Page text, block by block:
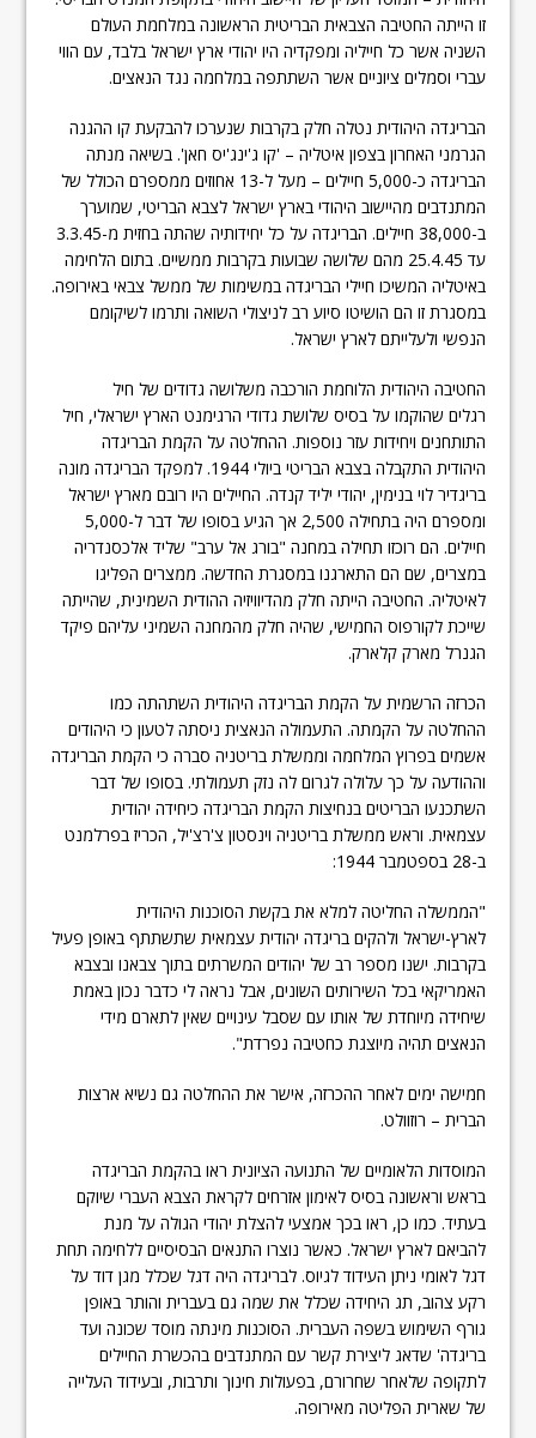
זו הייתה החטיבה הצבאית הבריטית הראשונה במלחמת העולם
השניה אשר כל חייליה ומפקדיה היו יהודי ארץ ישראל בלבד, עם הווי
עברי וסמלים ציוניים אשר השתתפה במלחמה נגד הנאצים.
הבריגדה היהודית נטלה חלק בקרבות שנערכו להבקעת קו ההגנה
הגרמני האחרון בצפון איטליה – 'קו ג'ינג'יס חאן'. בשיאה מנתה
הבריגדה כ-5,000 חיילים – מעל ל-13 אחוזים ממספרם הכולל של
המתנדבים מהיישוב היהודי בארץ ישראל לצבא הבריטי, שמוערך
ב-38,000 חיילים‏. הבריגדה על כל יחידותיה שהתה בחזית מ-3.3.45
עד 25.4.45 מהם שלושה שבועות בקרבות ממשיים. בתום הלחימה
באיטליה המשיכו חיילי הבריגדה במשימות של ממשל צבאי באירופה.
במסגרת זו הם הושיטו סיוע רב לניצולי השואה ותרמו לשיקומם
הנפשי ולעלייתם לארץ ישראל.
החטיבה היהודית הלוחמת הורכבה משלושה גדודים של חיל
רגלים שהוקמו על בסיס שלושת גדודי הרגימנט הארץ ישראלי, חיל
התותחנים ויחידות עזר נוספות. ההחלטה על הקמת הבריגדה
היהודית התקבלה בצבא הבריטי ביולי 1944. למפקד הבריגדה מונה
בריגדיר לוי בנימין, יהודי יליד קנדה. החיילים היו רובם מארץ ישראל
ומספרם היה בתחילה 2,500 אך הגיע בסופו של דבר ל-5,000
חיילים. הם רוכזו תחילה במחנה "בורג אל ערב" שליד אלכסנדריה
במצרים, שם הם התארגנו במסגרת החדשה. ממצרים הפליגו
לאיטליה. החטיבה הייתה חלק מהדיוויזיה ההודית השמינית, שהייתה
שייכת לקורפוס החמישי, שהיה חלק מהמחנה השמיני עליהם פיקד
הגנרל מארק קלארק.
הכרזה הרשמית על הקמת הבריגדה היהודית השתהתה כמו
ההחלטה על הקמתה. התעמולה הנאצית ניסתה לטעון כי היהודים
אשמים בפרוץ המלחמה וממשלת בריטניה סברה כי הקמת הבריגדה
וההודעה על כך עלולה לגרום לה נזק תעמולתי. בסופו של דבר
השתכנעו הבריטים בנחיצות הקמת הבריגדה כיחידה יהודית
עצמאית. וראש ממשלת בריטניה וינסטון צ'רצ'יל, הכריז בפרלמנט
ב-28 בספטמבר 1944:
"הממשלה החליטה למלא את בקשת הסוכנות היהודית
לארץ-ישראל ולהקים בריגדה יהודית עצמאית שתשתתף באופן פעיל
בקרבות. ישנו מספר רב של יהודים המשרתים בתוך צבאנו ובצבא
האמריקאי בכל השירותים השונים, אבל נראה לי כדבר נכון באמת
שיחידה מיוחדת של אותו עם שסבל עינויים שאין לתארם מידי
הנאצים תהיה מיוצגת כחטיבה נפרדת".
חמישה ימים לאחר ההכרזה, אישר את ההחלטה גם נשיא ארצות
הברית – רוזוולט.
המוסדות הלאומיים של התנועה הציונית ראו בהקמת הבריגדה
בראש וראשונה בסיס לאימון אזרחים לקראת הצבא העברי שיוקם
בעתיד. כמו כן, ראו בכך אמצעי להצלת יהודי הגולה על מנת
להביאם לארץ ישראל. כאשר נוצרו התנאים הבסיסיים ללחימה תחת
דגל לאומי ניתן העידוד לגיוס. לבריגדה היה דגל שכלל מגן דוד על
רקע צהוב, תג היחידה שכלל את שמה גם בעברית והותר באופן
גורף השימוש בשפה העברית. הסוכנות מינתה מוסד שכונה ועד
בריגדה' שדאג ליצירת קשר עם המתנדבים בהכשרת החיילים
לתקופה שלאחר שחרורם, בפעולות חינוך ותרבות, ובעידוד העלייה
של שארית הפליטה מאירופה.